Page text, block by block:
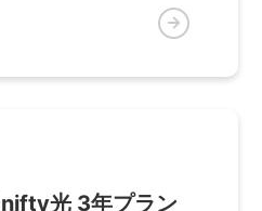
光 3年プラン